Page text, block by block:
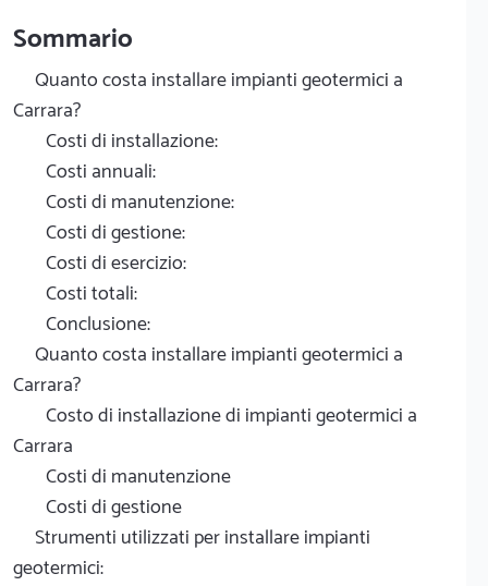
Sommario
Quanto costa installare impianti geotermici a
Carrara?
Costi di installazione:
Costi annuali:
Costi di manutenzione:
Costi di gestione:
Costi di esercizio:
Costi totali:
Conclusione:
Quanto costa installare impianti geotermici a
Carrara?
Costo di installazione di impianti geotermici a
Carrara
Costi di manutenzione
Costi di gestione
Strumenti utilizzati per installare impianti
geotermici: